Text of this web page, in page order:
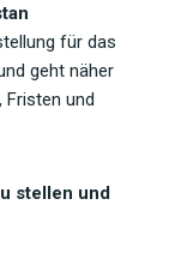
für das
geht näher
Fristen und
stellen und